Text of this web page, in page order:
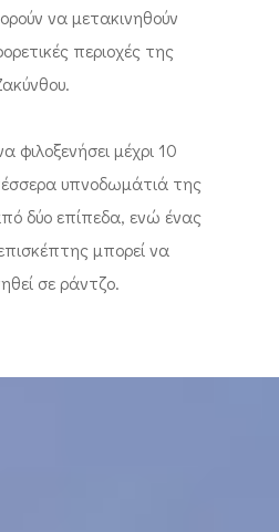
να μετακινηθούν
περιοχές της
φιλοξενήσει μέχρι 10
υπνοδωμάτιά της
δύο επίπεδα, ενώ ένας
μπορεί να
σε ράντζο.